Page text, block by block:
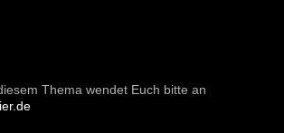
Thema wendet Euch bitte an